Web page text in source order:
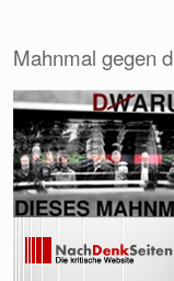
Mahnmal gegen